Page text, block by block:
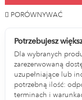
PORÓWNYWAĆ
Potrzebujesz
Dla wybranych
zarezerwowaną
uzupełniające lub
potrzebną ilość:
terminach i